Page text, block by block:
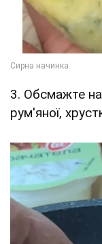
3. Обсмажте на
рум'яної,